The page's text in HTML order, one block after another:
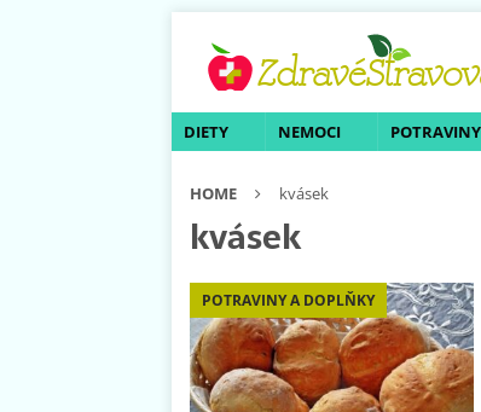
DIETY NEMOCI
HOME kvásek
kvásek
POTRAVINY A DOPLŇKY